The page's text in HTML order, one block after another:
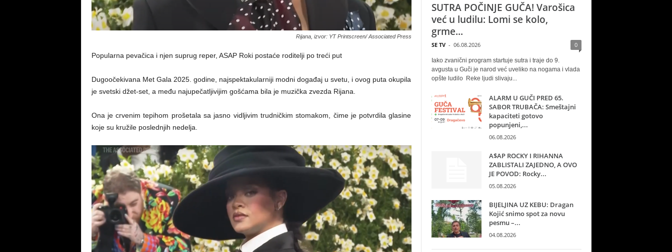
Rijana, izvor: YT Printscreen/ Associated Press
Popularna pevačica i njen suprug reper, ASAP Roki postaće roditelji po treći put
Dugoočekivana Met Gala 2025. godine, najspektakularniji modni događaj u svetu, i ovog puta okupila
je svetski džet-set, a među najupečatljivijim gošćama bila je muzička zvezda Rijana.
Ona je crvenim tepihom prošetala sa jasno vidljivim trudničkim stomakom, čime je potvrdila glasine
koje su kružile poslednjih nedelja.
SUTRA POČINJE GUČA! Varošica
već u ludilu: Lomi se kolo,
grme...
SE TV - 06.08.2026 0
Iako zvanični program startuje sutra i traje do 9.
avgusta u Guči je narod već uveliko na nogama i vlada
opšte ludilo Reke ljudi slivaju...
ALARM U GUČI PRED 65.
SABOR TRUBAČA: Smeštajni
kapaciteti gotovo
popunjeni,...
06.08.2026
A$AP ROCKY I RIHANNA
ZABLISTALI ZAJEDNO, A OVO
JE POVOD: Rocky...
05.08.2026
BIJELJINA UZ KEBU: Dragan
Kojić snimo spot za novu
pesmu –...
04.08.2026